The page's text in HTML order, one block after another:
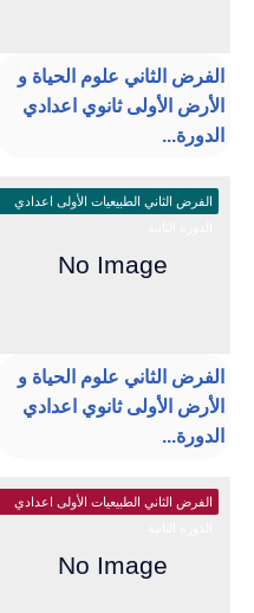
الفرض الثاني علوم الحياة و
الأرض الأولى ثانوي اعدادي
الدورة...
الفرض الثاني الطبيعيات الأولى اعدادي
الفرض الثاني علوم الحياة و
الأرض الأولى ثانوي اعدادي
الدورة...
الفرض الثاني الطبيعيات الأولى اعدادي